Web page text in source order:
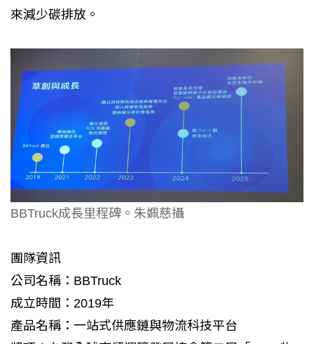
來減少碳排放。
BBTruck成長里程碑。朱姵慈攝
團隊資訊
公司名稱：BBTruck
成立時間：2019年
產品名稱：一站式供應鏈與物流科技平台